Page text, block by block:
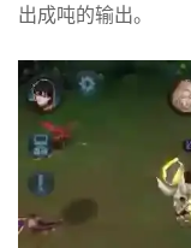
出成吨的输出。